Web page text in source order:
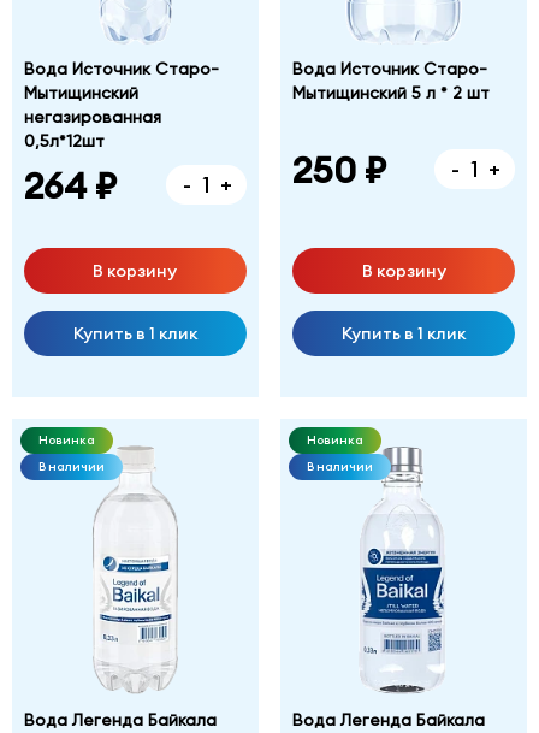
Вода Источник Старо-
Мытищинский
негазированная
0,5л*12шт
264 ₽ - +
В корзину
Купить в 1 клик
Вода Источник Старо-
Мытищинский 5 л * 2 шт
250 ₽ - +
В корзину
Купить в 1 клик
Новинка
В наличии
Вода Легенда Байкала
Новинка
В наличии
Вода Легенда Байкала